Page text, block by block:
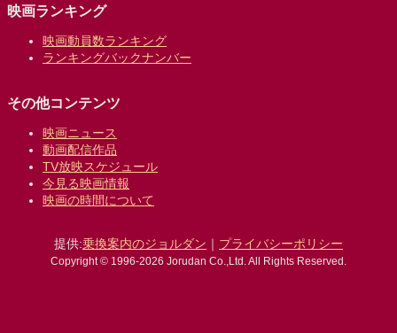
映画ランキング
映画動員数ランキング
ランキングバックナンバー
その他コンテンツ
映画ニュース
動画配信作品
TV放映スケジュール
今見る映画情報
映画の時間について
提供:乗換案内のジョルダン ｜ プライバシーポリシー
Copyright © 1996-2026 Jorudan Co.,Ltd. All Rights Reserved.